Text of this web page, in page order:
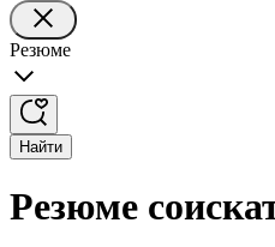
Резюме
Найти
Резюме